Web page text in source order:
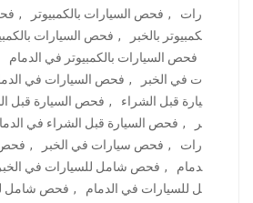
رات
, فحص السيارات بالكمبيوتر ,
كمبيوتر بالخبر
, فحص السيارات
فحص السيارات بالكمبيوتر في الدمام
ت في الخبر
, فحص السيارات في
يارة قبل الشراء
, فحص السيارة قبل
ر
, فحص السيارة قبل الشراء في
رات
, فحص سيارات في الخبر , فحص
دمام
, فحص شامل للسيارات في الخبر
ل للسيارات في الدمام
, فحص شامل